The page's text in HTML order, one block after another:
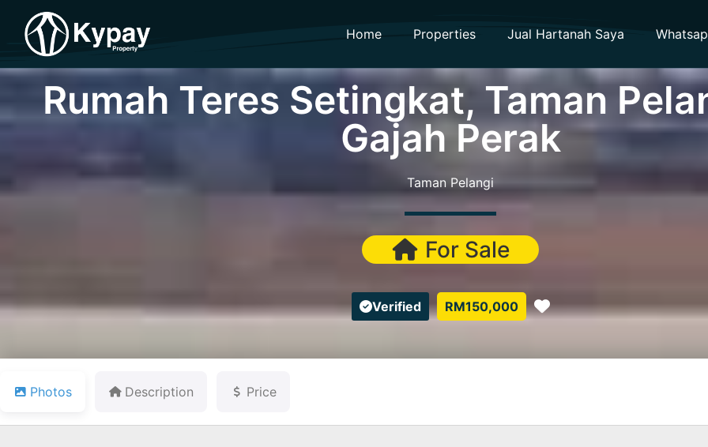
Home Properties Jual Hartanah Saya
Rumah Teres Setingkat, Taman
Gajah Perak
Taman Pelangi
For Sale
Verified RM150,000 Favorite
Photos Description Price